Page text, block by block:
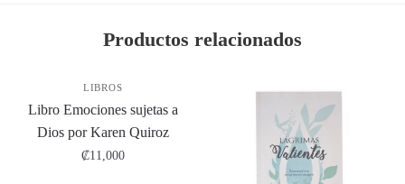
Productos relacionados
LIBROS
Libro Emociones sujetas a
Dios por Karen Quiroz
₡11,000